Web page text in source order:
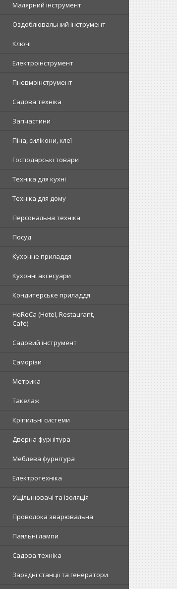
Малярний інструмент
Оздоблювальний інструмент
Ключі
Електроінструмент
Пневмоінструмент
Садова техніка
Запчастини
Піна, силікони, клеї
Господарські товари
Техніка для кухні
Техніка для дому
Персональна техніка
Посуд
Кухонне приладдя
Кухонні аксесуари
Кондитерське приладдя
HoReCa (Hotel, Restaurant,
Cafe)
Садовий інструмент
Саморізи
Метрика
Такелаж
Кріпильні системи
Дверна фурнітура
Меблева фурнітура
Електротехніка
Ущільнювачі та ізоляція
Проволока зварювальна
Паяльні лампи
Садова техніка
Зарядні станції та генератори